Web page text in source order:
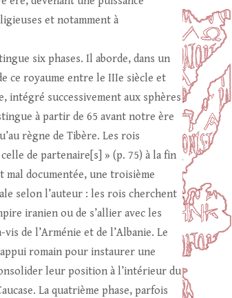
et notamment à
six phases. Il aborde, dans un
ce royaume entre le IIIe siècle et
intégré successivement aux sphères
à partir de 65 avant notre ère
règne de Tibère. Les rois
de partenaire[s] » (p. 75) à la fin
documentée, une troisième
selon l’auteur : les rois cherchent
iranien ou de s’allier avec les
de l’Arménie et de l’Albanie. Le
romain pour instaurer une
leur position à l’intérieur du
La quatrième phase, parfois